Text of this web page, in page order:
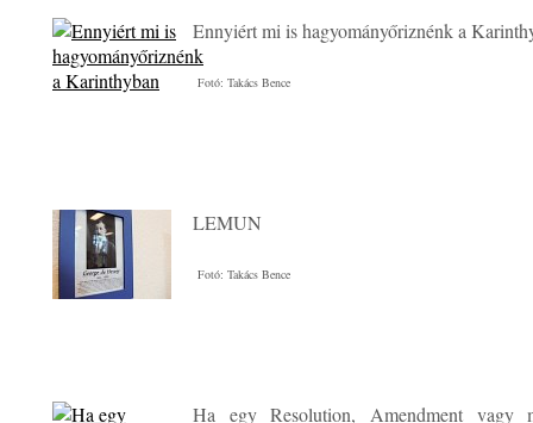
Ennyiért mi is hagyományőriznénk a
Fotó: Takács Bence
LEMUN
Fotó: Takács Bence
Ha egy Resolution, Amendment vagy